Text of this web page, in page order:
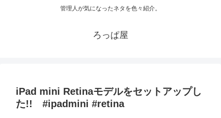
管理人が気になったネタを色々紹介。
ろっぱ屋
iPad mini Retinaモデルをセットアップし
た!! #ipadmini #retina